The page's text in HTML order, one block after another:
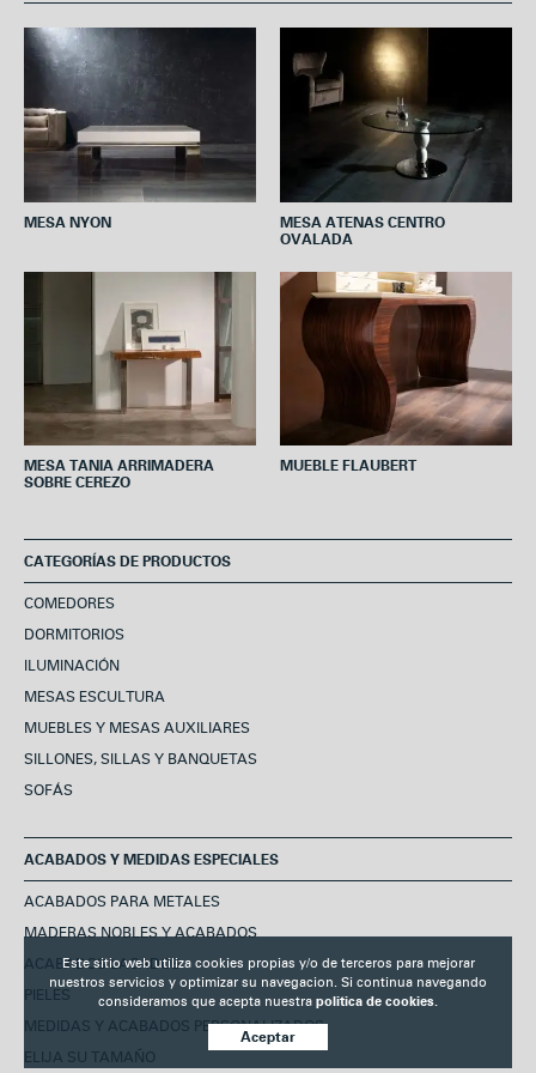
o
o
e
r
r
s
t
A
p
MESA NYON
MESA ATENAS CENTRO
OVALADA
MESA TANIA ARRIMADERA
SOBRE CEREZO
MUEBLE FLAUBERT
CATEGORÍAS DE PRODUCTOS
COMEDORES
DORMITORIOS
ILUMINACIÓN
MESAS ESCULTURA
MUEBLES Y MESAS AUXILIARES
SILLONES, SILLAS Y BANQUETAS
SOFÁS
ACABADOS Y MEDIDAS ESPECIALES
ACABADOS PARA METALES
MADERAS NOBLES Y ACABADOS
ACABADOS LACADOS
PIELES
MEDIDAS Y ACABADOS PERSONALIZADOS
ELIJA SU TAMAÑO
Este sitio web utiliza cookies propias y/o de terceros para mejorar
nuestros servicios y optimizar su navegacion. Si continua navegando
consideramos que acepta nuestra politica de cookies.
Aceptar